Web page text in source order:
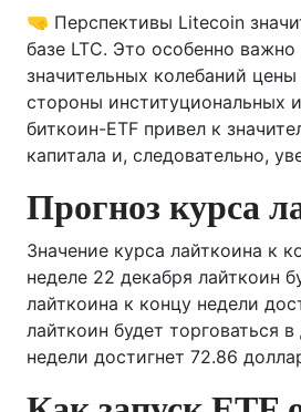
🤜 Перспективы Litecoin
базе LTC. Это особенно
значительных колебаний
стороны институциональных
биткоин-ETF привел к
капитала и, следовательно,
Прогноз курса
Значение курса лайткоина к
неделе 22 декабря лайткоин
лайткоина к концу недели
лайткоин будет торговаться
недели достигнет 72.86